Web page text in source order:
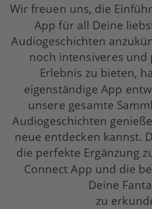
Wir freuen uns, die
App für all Deine
Audiogeschichten
noch intensiveres und
Erlebnis zu bieten,
eigenständige App
unsere gesamte
Audiogeschichten
neue entdecken kannst.
die perfekte Ergänzung
Connect App und die
Deine
zu